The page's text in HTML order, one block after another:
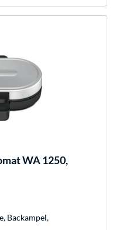
WA 1250,
Backampel,